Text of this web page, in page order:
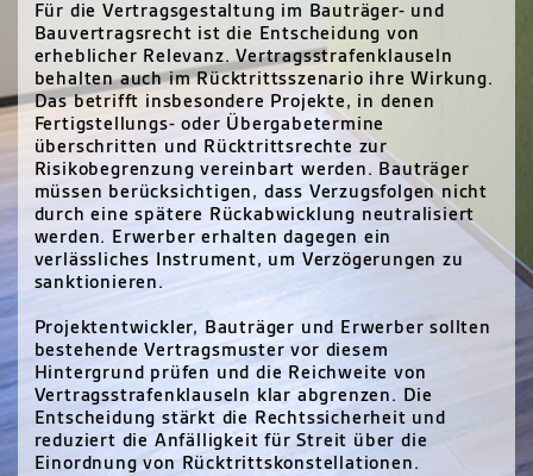
Für die Vertragsgestaltung im Bauträger- und
Bauvertragsrecht ist die Entscheidung von
erheblicher Relevanz. Vertragsstrafenklauseln
behalten auch im Rücktrittsszenario ihre Wirkung.
Das betrifft insbesondere Projekte, in denen
Fertigstellungs- oder Übergabetermine
überschritten und Rücktrittsrechte zur
Risikobegrenzung vereinbart werden. Bauträger
müssen berücksichtigen, dass Verzugsfolgen nicht
durch eine spätere Rückabwicklung neutralisiert
werden. Erwerber erhalten dagegen ein
verlässliches Instrument, um Verzögerungen zu
sanktionieren.
Projektentwickler, Bauträger und Erwerber sollten
bestehende Vertragsmuster vor diesem
Hintergrund prüfen und die Reichweite von
Vertragsstrafenklauseln klar abgrenzen. Die
Entscheidung stärkt die Rechtssicherheit und
reduziert die Anfälligkeit für Streit über die
Einordnung von Rücktrittskonstellationen.